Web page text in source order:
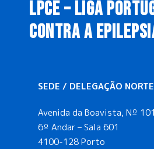
LPCE – LIGA
CONTRA A
SEDE / DELEGAÇÃO NORTE
Avenida da Boavista, Nº
6º Andar – Sala 601
4100-128 Porto